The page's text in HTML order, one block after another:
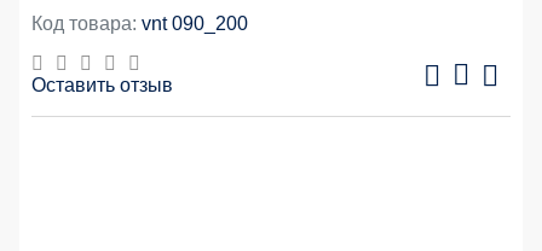
Код товара: vnt 090_200
Оставить отзыв